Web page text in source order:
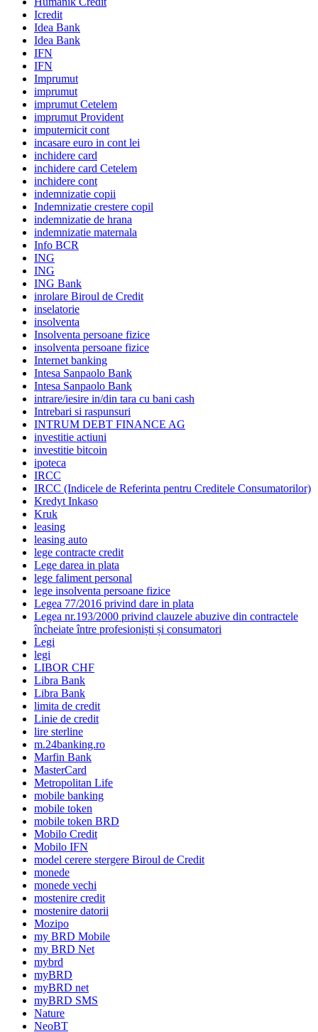
Icredit
Idea Bank
Idea Bank
IFN
IFN
Imprumut
imprumut
imprumut Cetelem
imprumut Provident
imputernicit cont
incasare euro in cont lei
inchidere card
inchidere card Cetelem
inchidere cont
indemnizatie copii
Indemnizatie crestere copil
indemnizatie de hrana
indemnizatie maternala
Info BCR
ING
ING
ING Bank
inrolare Biroul de Credit
inselatorie
insolventa
Insolventa persoane fizice
insolventa persoane fizice
Internet banking
Intesa Sanpaolo Bank
Intesa Sanpaolo Bank
intrare/iesire in/din tara cu bani cash
Intrebari si raspunsuri
INTRUM DEBT FINANCE AG
investitie actiuni
investitie bitcoin
ipoteca
IRCC
IRCC (Indicele de Referinta pentru Creditele Consumatorilor)
Kredyt Inkaso
Kruk
leasing
leasing auto
lege contracte credit
Lege darea in plata
lege faliment personal
lege insolventa persoane fizice
Legea 77/2016 privind dare in plata
Legea nr.193/2000 privind clauzele abuzive din contractele
încheiate între profesioniști și consumatori
Legi
legi
LIBOR CHF
Libra Bank
Libra Bank
limita de credit
Linie de credit
lire sterline
m.24banking.ro
Marfin Bank
MasterCard
Metropolitan Life
mobile banking
mobile token
mobile token BRD
Mobilo Credit
Mobilo IFN
model cerere stergere Biroul de Credit
monede
monede vechi
mostenire credit
mostenire datorii
Mozipo
my BRD Mobile
my BRD Net
mybrd
myBRD
myBRD net
myBRD SMS
Nature
NeoBT